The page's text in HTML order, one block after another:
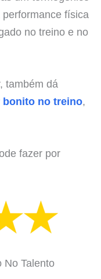
física
no treino e no
também dá
bonito no treino,
fazer por
No Talento